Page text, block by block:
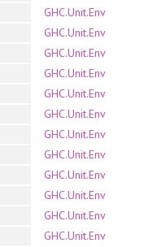
GHC.Unit.Env
GHC.Unit.Env
GHC.Unit.Env
GHC.Unit.Env
GHC.Unit.Env
GHC.Unit.Env
GHC.Unit.Env
GHC.Unit.Env
GHC.Unit.Env
GHC.Unit.Env
GHC.Unit.Env
GHC.Unit.Env